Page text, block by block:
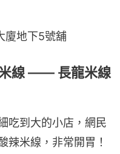
廈地下5號舖
線 —— 長龍米線
吃到大的小店，網民
辣米線，非常開胃！